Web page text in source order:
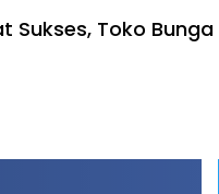
Sukses, Toko